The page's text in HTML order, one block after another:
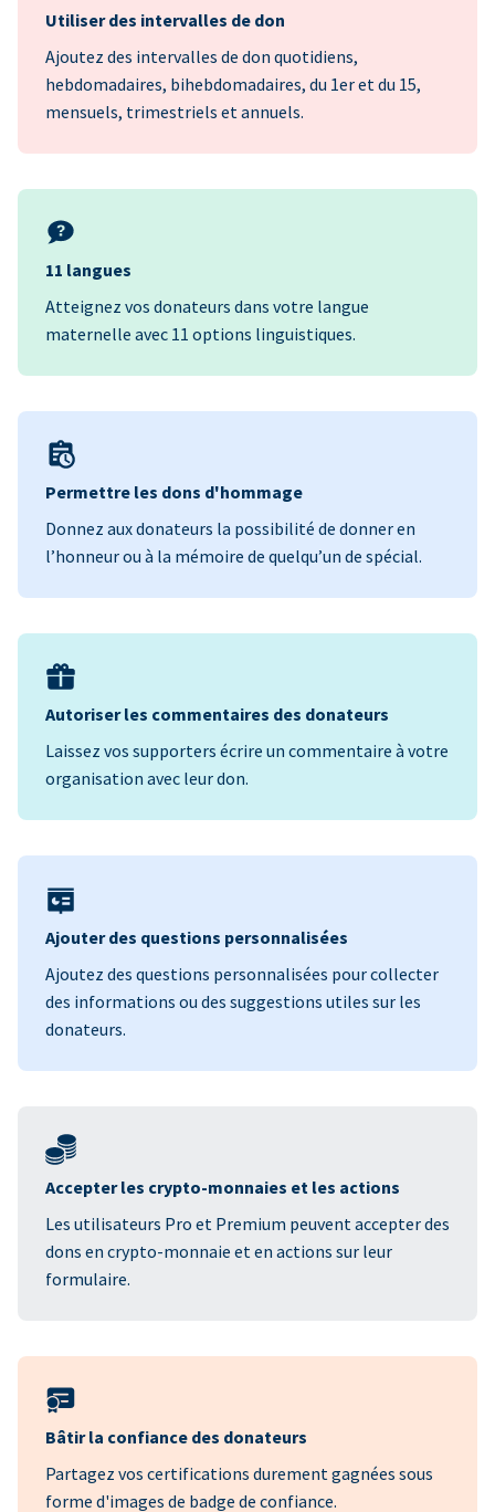
Utiliser des intervalles de don
Ajoutez des intervalles de don quotidiens,
hebdomadaires, bihebdomadaires, du 1er et du 15,
mensuels, trimestriels et annuels.
11 langues
Atteignez vos donateurs dans votre langue
maternelle avec 11 options linguistiques.
Permettre les dons d'hommage
Donnez aux donateurs la possibilité de donner en
l’honneur ou à la mémoire de quelqu’un de spécial.
Autoriser les commentaires des donateurs
Laissez vos supporters écrire un commentaire à votre
organisation avec leur don.
Ajouter des questions personnalisées
Ajoutez des questions personnalisées pour collecter
des informations ou des suggestions utiles sur les
donateurs.
Accepter les crypto-monnaies et les actions
Les utilisateurs Pro et Premium peuvent accepter des
dons en crypto-monnaie et en actions sur leur
formulaire.
Bâtir la confiance des donateurs
Partagez vos certifications durement gagnées sous
forme d'images de badge de confiance.